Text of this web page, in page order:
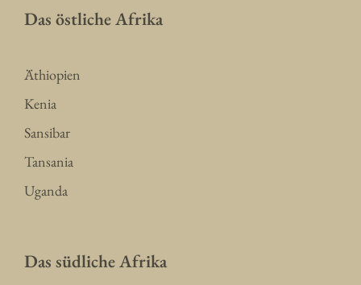
Das östliche Afrika
Äthiopien
Kenia
Sansibar
Tansania
Uganda
Das südliche Afrika